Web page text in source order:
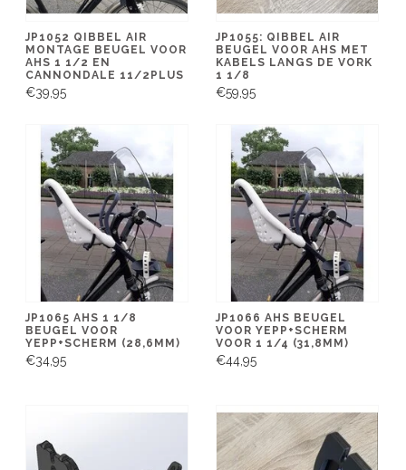
JP1052 QIBBEL AIR
MONTAGE BEUGEL VOOR
AHS 1 1/2 EN
CANNONDALE 11/2PLUS
€39,95
JP1055: QIBBEL AIR
BEUGEL VOOR AHS MET
KABELS LANGS DE VORK
1 1/8
€59,95
JP1065 AHS 1 1/8
BEUGEL VOOR
YEPP+SCHERM (28,6MM)
€34,95
JP1066 AHS BEUGEL
VOOR YEPP+SCHERM
VOOR 1 1/4 (31,8MM)
€44,95